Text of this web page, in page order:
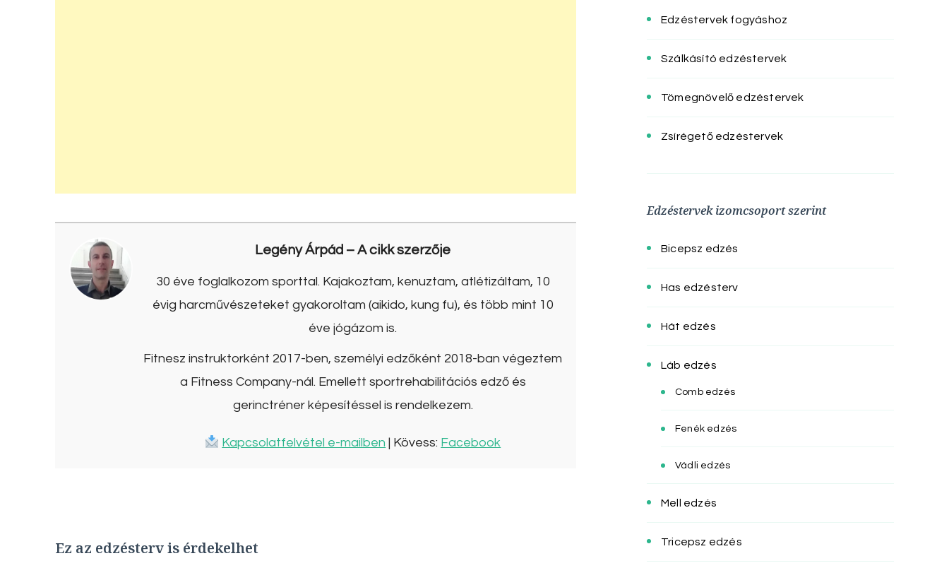
Legény Árpád – A cikk szerzője
30 éve foglalkozom sporttal. Kajakoztam, kenuztam, atlétizáltam, 10
évig harcművészeteket gyakoroltam (aikido, kung fu), és több mint 10
éve jógázom is.
Fitnesz instruktorként 2017-ben, személyi edzőként 2018-ban végeztem
a Fitness Company-nál. Emellett sportrehabilitációs edző és
gerinctréner képesítéssel is rendelkezem.
Kapcsolatfelvétel e-mailben | Kövess: Facebook
Ez az edzésterv is érdekelhet
Edzéstervek fogyáshoz
Szálkásító edzéstervek
Tömegnövelő edzéstervek
Zsírégető edzéstervek
Edzéstervek izomcsoport szerint
Bicepsz edzés
Has edzésterv
Hát edzés
Láb edzés
Comb edzés
Fenék edzés
Vádli edzés
Mell edzés
Tricepsz edzés